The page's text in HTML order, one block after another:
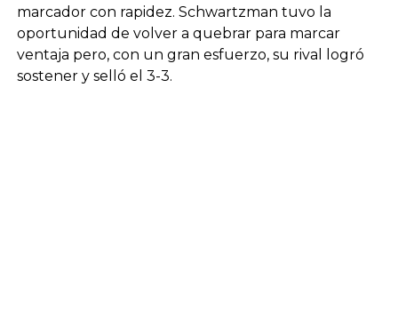
marcador con rapidez. Schwartzman tuvo la
oportunidad de volver a quebrar para marcar
ventaja pero, con un gran esfuerzo, su rival logró
sostener y selló el 3-3.